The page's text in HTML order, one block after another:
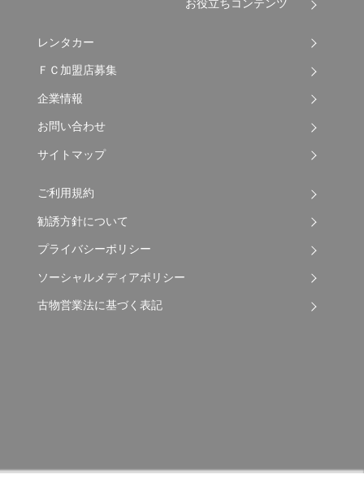
お役立ちコンテンツ
レンタカー
ＦＣ加盟店募集
企業情報
お問い合わせ
サイトマップ
ご利用規約
勧誘方針について
プライバシーポリシー
ソーシャルメディアポリシー
古物営業法に基づく表記